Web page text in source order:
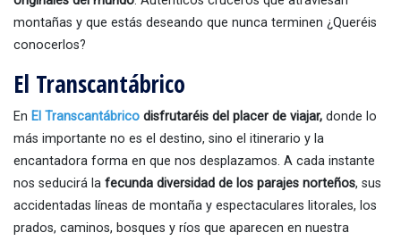
montañas y que estás deseando que nunca terminen ¿Queréis
conocerlos?
El Transcantábrico
En El Transcantábrico disfrutaréis del placer de viajar, donde lo
más importante no es el destino, sino el itinerario y la
encantadora forma en que nos desplazamos. A cada instante
nos seducirá la fecunda diversidad de los parajes norteños, sus
accidentadas líneas de montaña y espectaculares litorales, los
prados, caminos, bosques y ríos que aparecen en nuestra